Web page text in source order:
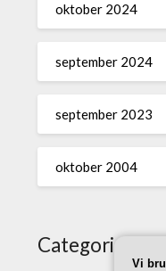
oktober 2024
september 2024
september 2023
oktober 2004
Categories
Vi